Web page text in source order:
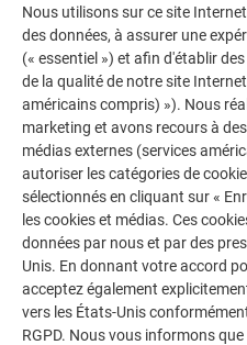
Système de montage
INFORMATIONS PERSONNELLES
Nous utilisons sur ce site
des données, à assurer une
(« essentiel ») et afin d'établir
de la qualité de notre site
américains compris) »). Nous
marketing et avons recours à
médias externes (services
autoriser les catégories de
sélectionnés en cliquant sur «
les cookies et médias. Ces
données par nous et par des
Unis. En donnant votre accord
acceptez également
vers les États-Unis
RGPD. Nous vous informons